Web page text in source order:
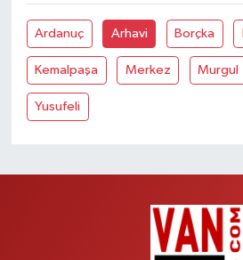
Ardanuç Arhavi Borçka
Kemalpaşa Merkez Murgul
Yusufeli